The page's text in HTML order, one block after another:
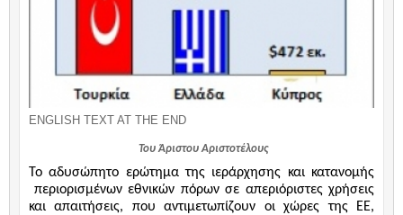
ENGLISH TEXT AT THE END
Του Άριστου Αριστοτέλους
Το αδυσώπητο ερώτημα της ιεράρχησης και κατανομής
περιορισμένων εθνικών πόρων σε απεριόριστες χρήσεις
και απαιτήσεις, που αντιμετωπίζουν οι χώρες της ΕΕ,